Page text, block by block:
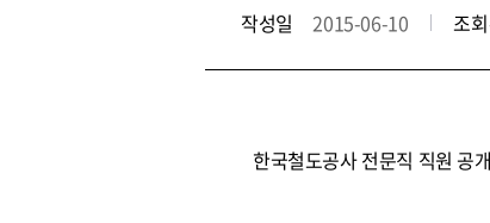
작성일 2015-06-10 조
한국철도공사 전문직 직원 공